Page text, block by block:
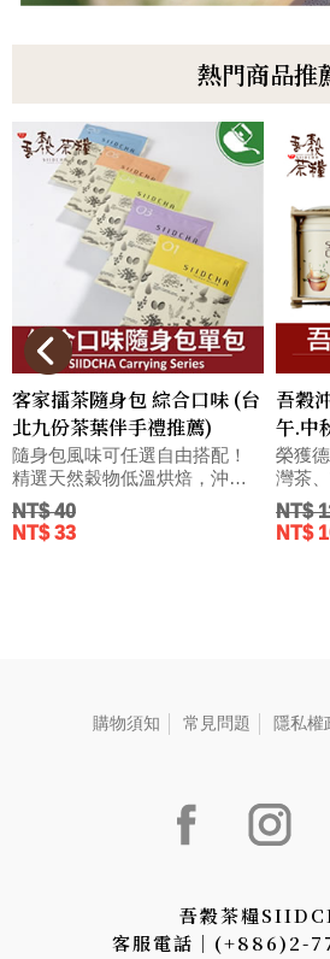
熱門商品推
客家擂茶隨身包 綜合口味 (台
北九份茶葉伴手禮推薦)
隨身包風味可任選自由搭配！
精選天然穀物低溫烘焙，沖泡
純淨養生滋味。
NT$ 40
NT$ 33
吾穀
午.中
榮獲
灣茶
雅別
NT$
NT$
購物須知 常見問題 隱私權
吾穀茶糧
客服電話│(+886)2-